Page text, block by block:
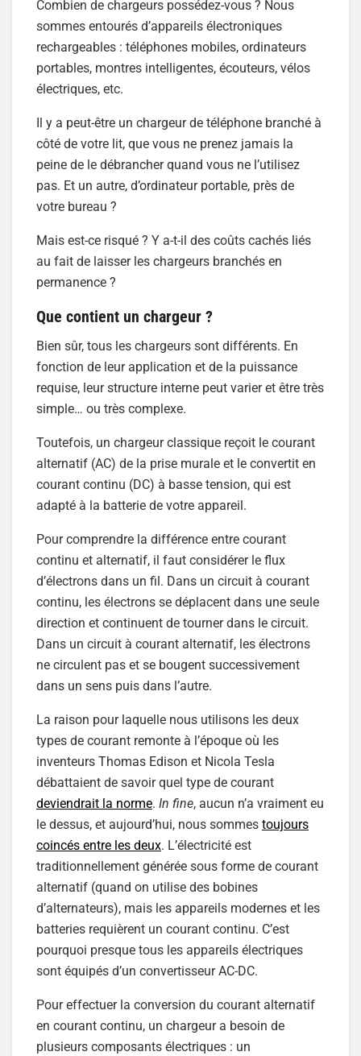
Combien de chargeurs possédez-vous ? Nous
sommes entourés d’appareils électroniques
rechargeables : téléphones mobiles, ordinateurs
portables, montres intelligentes, écouteurs, vélos
électriques, etc.
Il y a peut-être un chargeur de téléphone branché à
côté de votre lit, que vous ne prenez jamais la
peine de le débrancher quand vous ne l’utilisez
pas. Et un autre, d’ordinateur portable, près de
votre bureau ?
Mais est-ce risqué ? Y a-t-il des coûts cachés liés
au fait de laisser les chargeurs branchés en
permanence ?
Que contient un chargeur ?
Bien sûr, tous les chargeurs sont différents. En
fonction de leur application et de la puissance
requise, leur structure interne peut varier et être très
simple… ou très complexe.
Toutefois, un chargeur classique reçoit le courant
alternatif (AC) de la prise murale et le convertit en
courant continu (DC) à basse tension, qui est
adapté à la batterie de votre appareil.
Pour comprendre la différence entre courant
continu et alternatif, il faut considérer le flux
d’électrons dans un fil. Dans un circuit à courant
continu, les électrons se déplacent dans une seule
direction et continuent de tourner dans le circuit.
Dans un circuit à courant alternatif, les électrons
ne circulent pas et se bougent successivement
dans un sens puis dans l’autre.
La raison pour laquelle nous utilisons les deux
types de courant remonte à l’époque où les
inventeurs Thomas Edison et Nicola Tesla
débattaient de savoir quel type de courant
deviendrait la norme. In fine, aucun n’a vraiment eu
le dessus, et aujourd’hui, nous sommes toujours
coincés entre les deux. L’électricité est
traditionnellement générée sous forme de courant
alternatif (quand on utilise des bobines
d’alternateurs), mais les appareils modernes et les
batteries requièrent un courant continu. C’est
pourquoi presque tous les appareils électriques
sont équipés d’un convertisseur AC-DC.
Pour effectuer la conversion du courant alternatif
en courant continu, un chargeur a besoin de
plusieurs composants électriques : un